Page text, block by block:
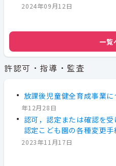
2024年09月12日
一覧
許認可・指導・監査
放課後児童健全育成事業に
年12月28日
認可，認定または確認を
認定こども園の各種変更手
2023年11月17日